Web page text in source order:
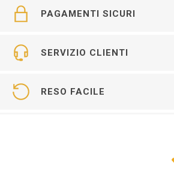
PAGAMENTI SICURI
SERVIZIO CLIENTI
RESO FACILE